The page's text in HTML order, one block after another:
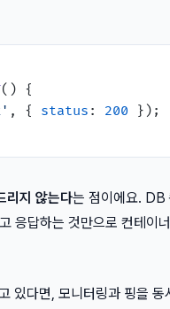
( ) {
, { status : 200 });
리지 않는다는 점이에요. DB
응답하는 것만으로 컨테이
있다면, 모니터링과 핑을 동